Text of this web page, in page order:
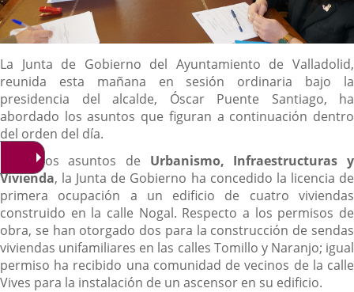
Descripción
La Junta de Gobierno del Ayuntamiento de Valladolid,
reunida esta mañana en sesión ordinaria bajo la
presidencia del alcalde, Óscar Puente Santiago, ha
abordado los asuntos que figuran a continuación dentro
del orden del día.
Entre los asuntos de Urbanismo, Infraestructuras y
Vivienda, la Junta de Gobierno ha concedido la licencia de
primera ocupación a un edificio de cuatro viviendas
construido en la calle Nogal. Respecto a los permisos de
obra, se han otorgado dos para la construcción de sendas
viviendas unifamiliares en las calles Tomillo y Naranjo; igual
permiso ha recibido una comunidad de vecinos de la calle
Vives para la instalación de un ascensor en su edificio.